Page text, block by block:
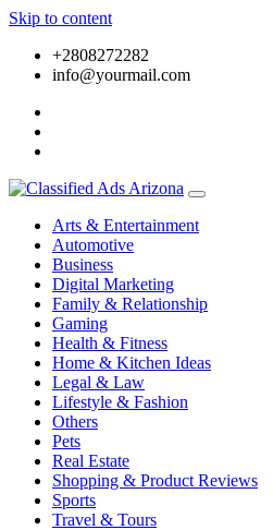
Skip to content
+2808272282
info@yourmail.com
Arts & Entertainment
Automotive
Business
Digital Marketing
Family & Relationship
Gaming
Health & Fitness
Home & Kitchen Ideas
Legal & Law
Lifestyle & Fashion
Others
Pets
Real Estate
Shopping & Product Reviews
Sports
Travel & Tours